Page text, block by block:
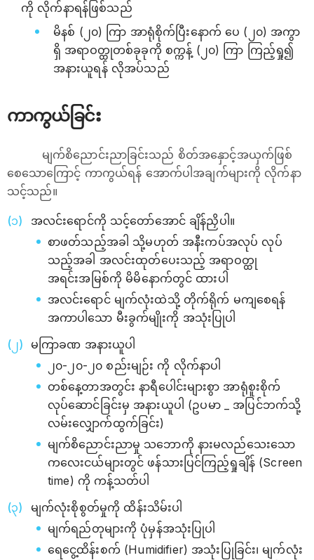
ကို လိုက်နာရန်ဖြစ်သည်
မိနစ် (၂၀) ကြာ အာရုံစိုက်ပြီးနောက် ပေ (၂၀) အကွာ
ရှိ အရာဝတ္ထုတစ်ခုခုကို စက္ကန့် (၂၀) ကြာ ကြည့်ရှု၍
အနားယူရန် လိုအပ်သည်
ကာကွယ်ခြင်း
မျက်စိညောင်းညာခြင်းသည် စိတ်အနှောင့်အယှက်ဖြစ်
စေသောကြောင့် ကာကွယ်ရန် အောက်ပါအချက်များကို လိုက်နာ
သင့်သည်။
အလင်းရောင်ကို သင့်တော်အောင် ချိန်ညှိပါ။
စာဖတ်သည့်အခါ သို့မဟုတ် အနီးကပ်အလုပ် လုပ်
သည့်အခါ အလင်းထုတ်ပေးသည့် အရာဝတ္ထု
အရင်းအမြစ်ကို မိမိနောက်တွင် ထားပါ
အလင်းရောင် မျက်လုံးထဲသို့ တိုက်ရိုက် မကျစေရန်
အကာပါသော မီးခွက်မျိုးကို အသုံးပြုပါ
မကြာခဏ အနားယူပါ
၂၀-၂၀-၂၀ စည်းမျဉ်း ကို လိုက်နာပါ
တစ်နေ့တာအတွင်း နာရီပေါင်းများစွာ အာရုံစူးစိုက်
လုပ်ဆောင်ခြင်းမှ အနားယူပါ (ဥပမာ _ အပြင်ဘက်သို့
လမ်းလျှောက်ထွက်ခြင်း)
မျက်စိညောင်းညာမှု သဘောကို နားမလည်သေးသော
ကလေးငယ်များတွင် ဖန်သားပြင်ကြည့်ရှုချိန် (Screen
time) ကို ကန့်သတ်ပါ
မျက်လုံးစိုစွတ်မှုကို ထိန်းသိမ်းပါ
မျက်ရည်တုများကို ပုံမှန်အသုံးပြုပါ
ရေငွေ့ထိန်းစက် (Humidifier) အသုံးပြုခြင်း၊ မျက်လုံး